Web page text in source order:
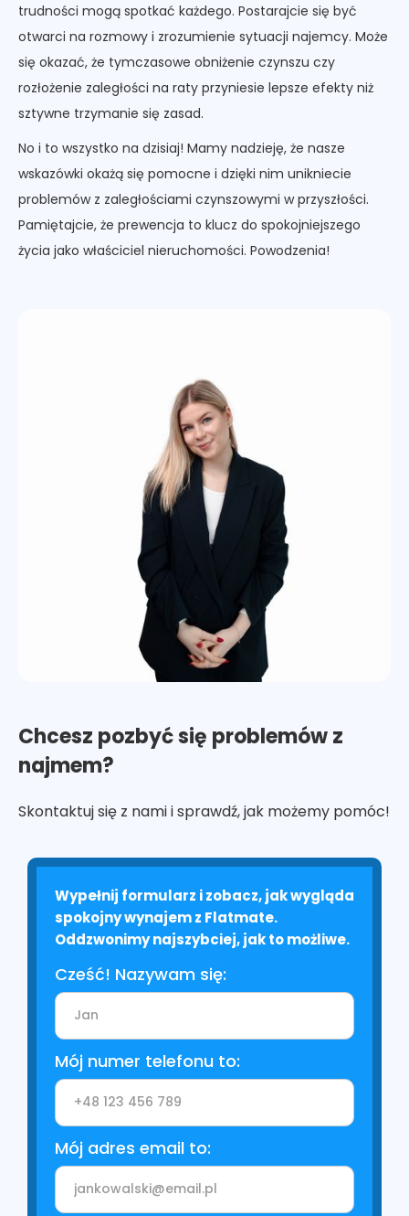
trudności mogą spotkać każdego. Postarajcie się być
otwarci na rozmowy i zrozumienie sytuacji najemcy. Może
się okazać, że tymczasowe obniżenie czynszu czy
rozłożenie zaległości na raty przyniesie lepsze efekty niż
sztywne trzymanie się zasad.
No i to wszystko na dzisiaj! Mamy nadzieję, że nasze
wskazówki okażą się pomocne i dzięki nim unikniecie
problemów z zaległościami czynszowymi w przyszłości.
Pamiętajcie, że prewencja to klucz do spokojniejszego
życia jako właściciel nieruchomości. Powodzenia!
Chcesz pozbyć się problemów z
najmem?
Skontaktuj się z nami i sprawdź, jak możemy pomóc!
Wypełnij formularz i zobacz, jak wygląda
spokojny wynajem z Flatmate.
Oddzwonimy najszybciej, jak to możliwe.
Cześć! Nazywam się:
Mój numer telefonu to:
Mój adres email to: